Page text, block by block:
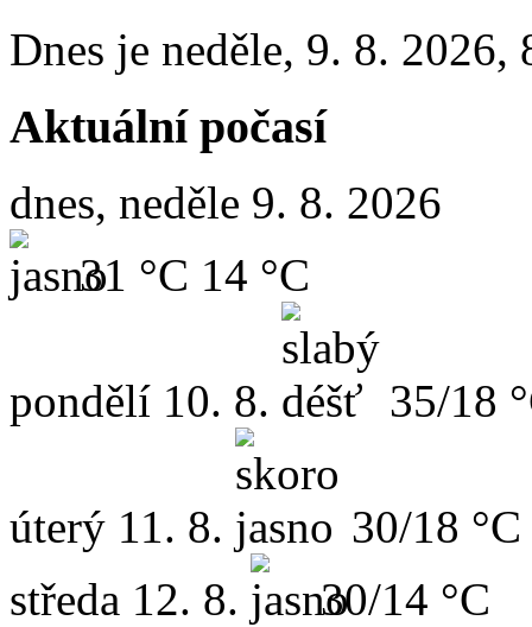
Dnes je neděle, 9. 8. 2026,
Aktuální počasí
dnes, neděle 9. 8. 2026
31 °C 14 °C
pondělí 10. 8. 35/18
úterý 11. 8.
30/18 °C
středa 12. 8. 30/14 °C